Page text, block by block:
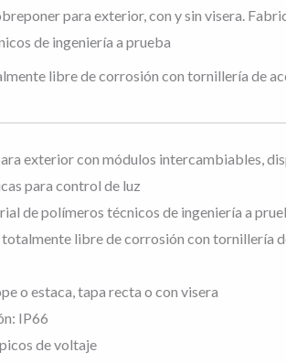
para exterior, con y sin visera.
de ingeniería a prueba
libre de corrosión con tornillería de
exterior con módulos intercambiables,
para control de luz
de polímeros técnicos de ingeniería a
libre de corrosión con tornillería
o estaca, tapa recta o con visera
IP66
de voltaje